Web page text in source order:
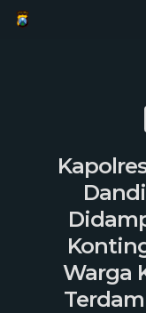
Skip
Warga